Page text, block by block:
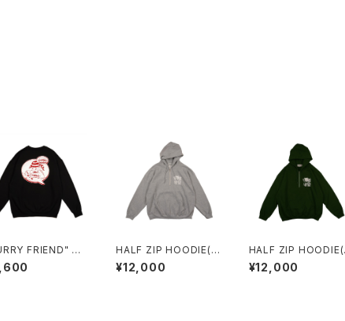
FRIEND" Sw
BLACK
HALF ZIP HOODIE(T
OP GRAY)
¥12,000
HALF ZIP
REEN)
¥12,000